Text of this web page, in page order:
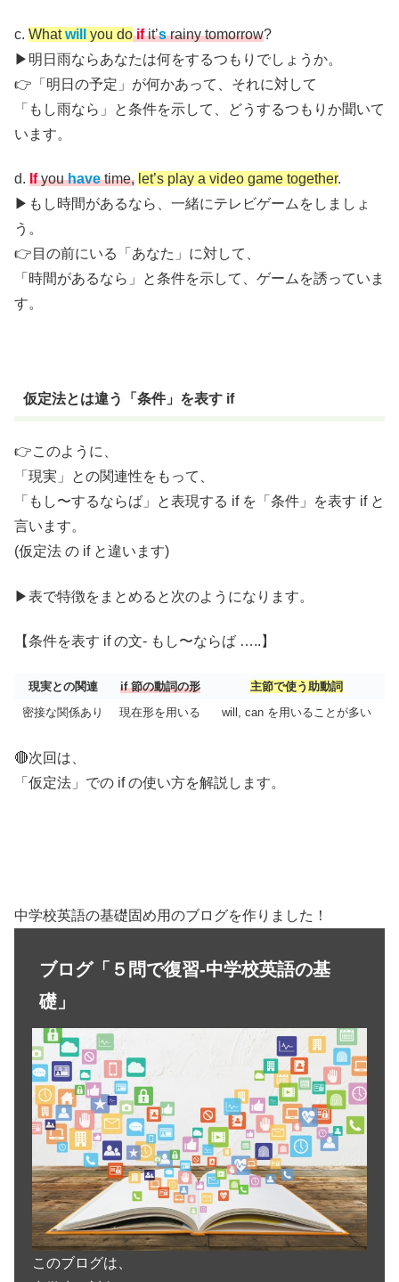
c. Whatwill you do ifit’srainy tomorrow?
▶︎明日雨ならあなたは何をするつもりでしょうか。
👉「明日の予定」が何かあって、それに対して
「もし雨なら」と条件を示して、どうするつもりか聞いて
います。
d. Ifyouhavetime, let’s play a video game together.
▶︎もし時間があるなら、一緒にテレビゲームをしましょ
う。
👉目の前にいる「あなた」に対して、
「時間があるなら」と条件を示して、ゲームを誘っていま
す。
仮定法とは違う「条件」を表す if
👉このように、
「現実」との関連性をもって、
「もし〜するならば」と表現する if を「条件」を表す if と
言います。
(仮定法 の if と違います)
▶︎表で特徴をまとめると次のようになります。
【条件を表す if の文- もし〜ならば …..】
現実との関連 if 節の動詞の形
主節で使う助動詞
密接な関係あり
現在形を用いる will, can を用いることが多い
🔴次回は、
「仮定法」での if の使い方を解説します。
中学校英語の基礎固め用のブログを作りました！
ブログ「５問で復習-中学校英語の基
礎」
このブログは、